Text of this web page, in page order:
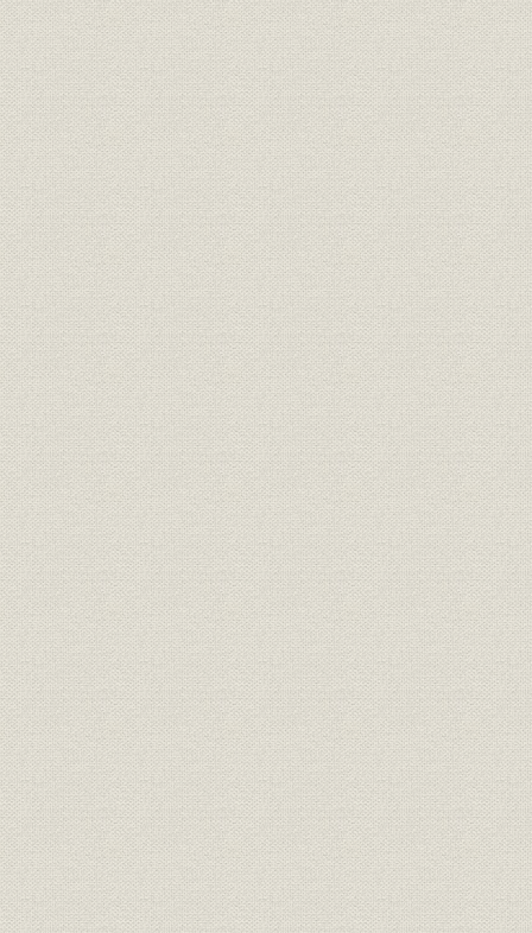
21 “復興運動本部員の出張メモより”
22 “プロ野球「ペナント・カーニバル」を開催”
23 “日本通運との提携は女性パワーから!”
24 “モラルリスクは契約高に比例するか?”
図表
第七章
表7-1-1 敗戦直後の在外資産
[表]7-1-2 最終処理時の在外資産
[表]7-1-3 太平洋戦争下の貯蓄目標と実績
[表]7-1-4 生保の貯蓄目標と実績
[表]7-1-5 主要金融機関の預貯金増加
[表]7-1-6 卸売物価指数の推移
[表]7-1-7 敗戦後の物価上昇の状況
[表]7-1-8 生保業容の実質的推移
[表]7-1-9 最終処理状況
図7-1-1 組織図(昭和二五年九月一日現在)
表7-2-1 新契約高・保有契約高・収入保険料の推移(大手他社と比
度)
[表]7-2-2 昭和20年度月別新契約高大手他社との比較(昭和二〇年四